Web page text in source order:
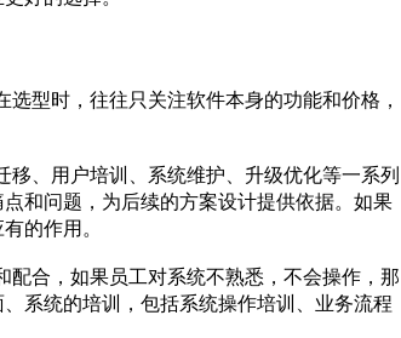
型时，往往只关注软件本身的功能和价格，
、用户培训、系统维护、升级优化等一系列
和问题，为后续的方案设计提供依据。如果
的作用。
合，如果员工对系统不熟悉，不会操作，那
系统的培训，包括系统操作培训、业务流程